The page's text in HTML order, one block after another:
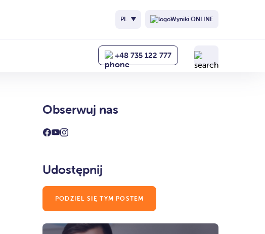
PL Wyniki ONLINE
+48 735 122 777
Obserwuj nas
Udostępnij
PODZIEL SIĘ TYM POSTEM